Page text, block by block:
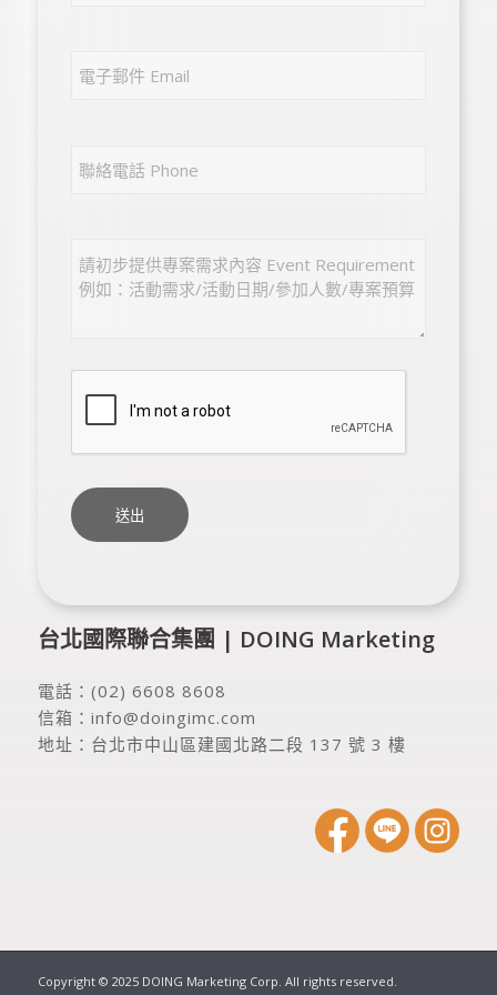
台北國際聯合集團 | DOING Marketing
電話： (02) 6608 8608
信箱： info@doingimc.com
地址： 台北市中山區建國北路二段 137 號 3 樓
Copyright © 2025 DOING Marketing Corp. All rights reserved.